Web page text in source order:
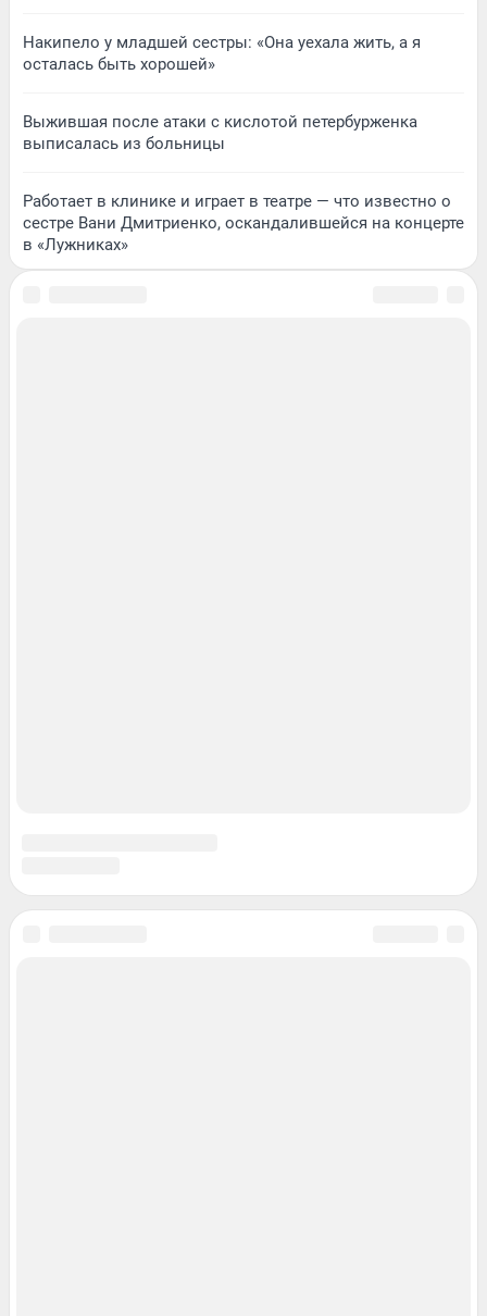
Накипело у младшей сестры: «Она уехала жить, а я
осталась быть хорошей»
Выжившая после атаки с кислотой петербурженка
выписалась из больницы
Работает в клинике и играет в театре — что известно о
сестре Вани Дмитриенко, оскандалившейся на концерте
в «Лужниках»